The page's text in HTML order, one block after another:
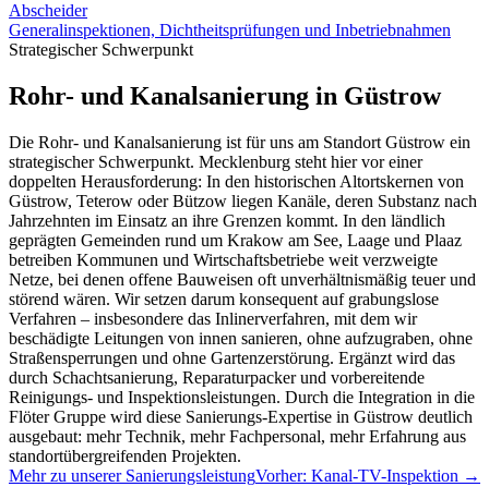
Abscheider
Generalinspektionen, Dichtheitsprüfungen und Inbetriebnahmen
Strategischer Schwerpunkt
Rohr- und Kanalsanierung in Güstrow
Die Rohr- und Kanalsanierung ist für uns am Standort Güstrow ein
strategischer Schwerpunkt. Mecklenburg steht hier vor einer
doppelten Herausforderung: In den historischen Altortskernen von
Güstrow, Teterow oder Bützow liegen Kanäle, deren Substanz nach
Jahrzehnten im Einsatz an ihre Grenzen kommt. In den ländlich
geprägten Gemeinden rund um Krakow am See, Laage und Plaaz
betreiben Kommunen und Wirtschaftsbetriebe weit verzweigte
Netze, bei denen offene Bauweisen oft unverhältnismäßig teuer und
störend wären. Wir setzen darum konsequent auf grabungslose
Verfahren – insbesondere das Inlinerverfahren, mit dem wir
beschädigte Leitungen von innen sanieren, ohne aufzugraben, ohne
Straßensperrungen und ohne Gartenzerstörung. Ergänzt wird das
durch Schachtsanierung, Reparaturpacker und vorbereitende
Reinigungs- und Inspektionsleistungen. Durch die Integration in die
Flöter Gruppe wird diese Sanierungs-Expertise in Güstrow deutlich
ausgebaut: mehr Technik, mehr Fachpersonal, mehr Erfahrung aus
standortübergreifenden Projekten.
Mehr zu unserer SanierungsleistungVorher: Kanal-TV-Inspektion →